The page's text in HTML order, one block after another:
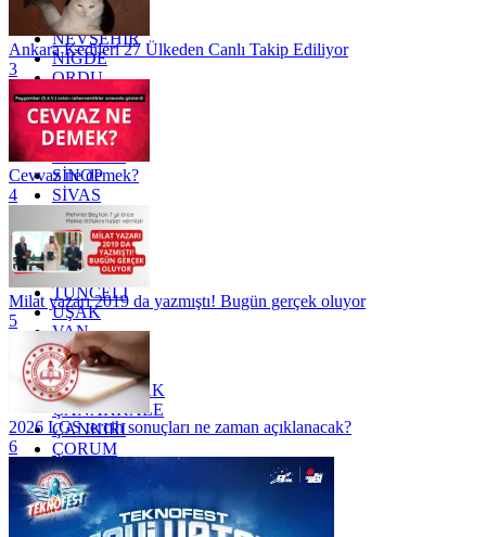
MUŞ
NEVŞEHİR
NİĞDE
ORDU
OSMANİYE
RİZE
SAKARYA
SAMSUN
SİNOP
SİVAS
SİİRT
TEKİRDAĞ
TOKAT
TRABZON
TUNCELİ
UŞAK
VAN
YALOVA
YOZGAT
ZONGULDAK
ÇANAKKALE
ÇANKIRI
ÇORUM
İSTANBUL
İZMİR
ŞANLIURFA
ŞIRNAK
Ankara Kedileri 27 Ülkeden Canlı Takip Ediliyor
3
Cevvaz ne demek?
4
Milat yazarı 2019 da yazmıştı! Bugün gerçek oluyor
5
2026 LGS tercih sonuçları ne zaman açıklanacak?
6